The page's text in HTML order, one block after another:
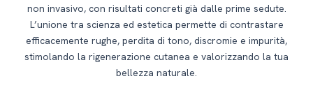
non invasivo, con risultati concreti già dalle prime sedute.
L’unione tra scienza ed estetica permette di contrastare
efficacemente rughe, perdita di tono, discromie e impurità,
stimolando la rigenerazione cutanea e valorizzando la tua
bellezza naturale.